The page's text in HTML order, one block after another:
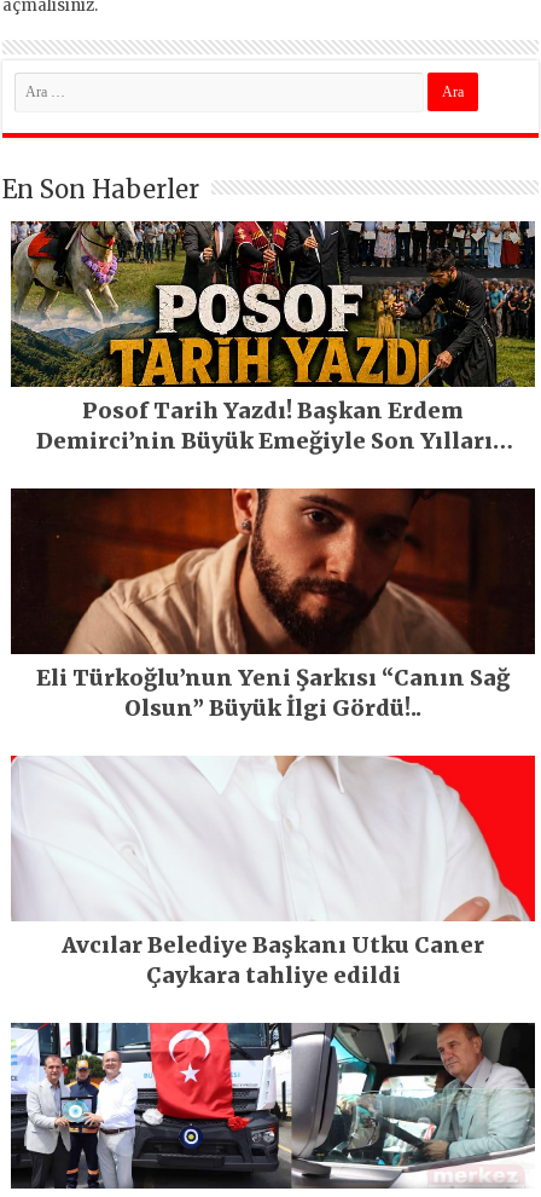
açmalısınız.
En Son Haberler
Posof Tarih Yazdı! Başkan Erdem
Demirci’nin Büyük Emeğiyle Son Yılların
Eli Türkoğlu’nun Yeni Şarkısı “Canın Sağ
Olsun” Büyük İlgi Gördü!..
Avcılar Belediye Başkanı Utku Caner
Çaykara tahliye edildi